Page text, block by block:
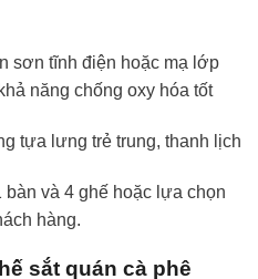
sơn tĩnh điện hoặc mạ lớp
năng chống oxy hóa tốt
tựa lưng trẻ trung, thanh lịch
bàn và 4 ghế hoặc lựa chọn
hàng.
sắt quán cà phê